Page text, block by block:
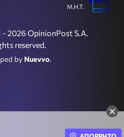
×
2026 OpinionPost S.A.
reserved.
by Nuevvo.
Μ.Η.Τ.